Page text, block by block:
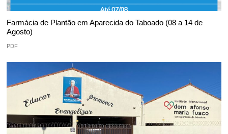
Farmácia de Plantão em Aparecida do Taboado (08 a 14 de
Agosto)
PDF